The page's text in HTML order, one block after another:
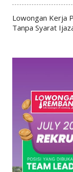
Lowongan Kerja
Tanpa Syarat